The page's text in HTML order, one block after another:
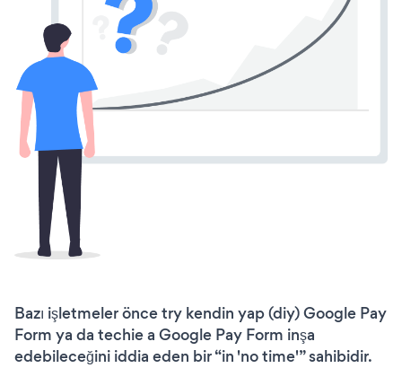
Bazı işletmeler önce try kendin yap (diy) Google Pay
Form ya da techie a Google Pay Form inşa
edebileceğini iddia eden bir “in 'no time'” sahibidir.